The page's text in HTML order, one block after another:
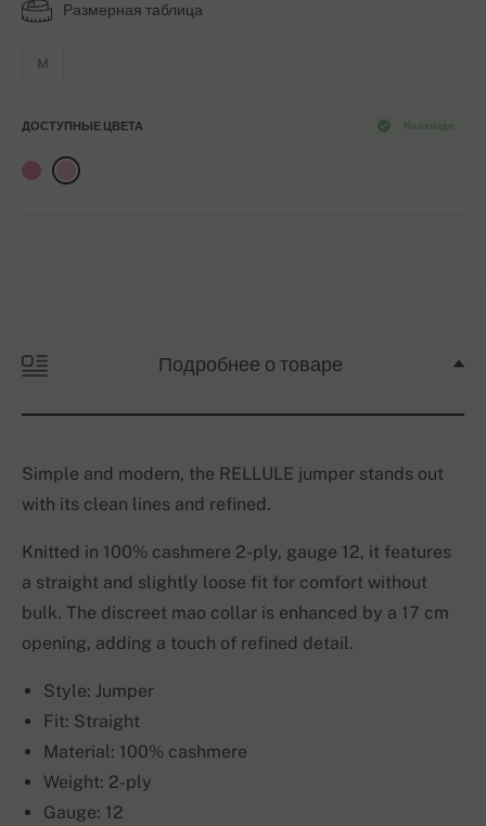
Размерная таблица
M
На складе
ДОСТУПНЫЕ ЦВЕТА
Подробнее о товаре
Simple and modern, the RELLULE jumper stands out
with its clean lines and refined.
Knitted in 100% cashmere 2-ply, gauge 12, it features
a straight and slightly loose fit for comfort without
bulk. The discreet mao collar is enhanced by a 17 cm
opening, adding a touch of refined detail.
Style: Jumper
Fit: Straight
Material: 100% cashmere
Weight: 2-ply
Gauge: 12